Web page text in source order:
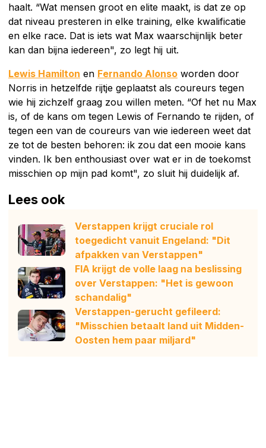
haalt. “Wat mensen groot en elite maakt, is dat ze op
dat niveau presteren in elke training, elke kwalificatie
en elke race. Dat is iets wat Max waarschijnlijk beter
kan dan bijna iedereen", zo legt hij uit.
Lewis Hamilton en Fernando Alonso worden door
Norris in hetzelfde rijtje geplaatst als coureurs tegen
wie hij zichzelf graag zou willen meten. “Of het nu Max
is, of de kans om tegen Lewis of Fernando te rijden, of
tegen een van de coureurs van wie iedereen weet dat
ze tot de besten behoren: ik zou dat een mooie kans
vinden. Ik ben enthousiast over wat er in de toekomst
misschien op mijn pad komt", zo sluit hij duidelijk af.
Lees ook
Verstappen krijgt cruciale rol
toegedicht vanuit Engeland: "Dit
afpakken van Verstappen"
FIA krijgt de volle laag na beslissing
over Verstappen: "Het is gewoon
schandalig"
Verstappen-gerucht gefileerd:
"Misschien betaalt land uit Midden-
Oosten hem paar miljard"